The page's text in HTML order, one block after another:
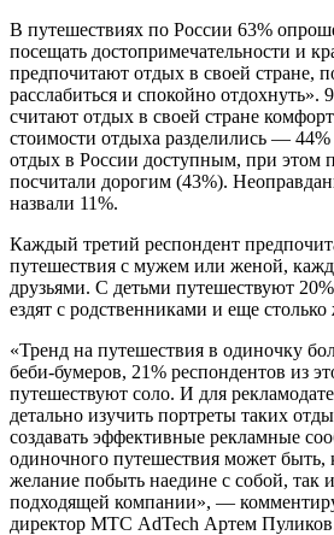
В путешествиях по России 63%
посещать достопримечательности и
предпочитают отдых в своей стране,
расслабиться и спокойно отдохнуть».
считают отдых в своей стране
стоимости отдыха разделились —
отдых в России доступным, при этом
посчитали дорогим (43%).
назвали 11%.
Каждый третий респондент
путешествия с мужем или женой,
друзьями. С детьми путешествуют
ездят с родственниками и еще
«Тренд на путешествия в одиночку
беби-бумеров, 21% респондентов из
путешествуют соло. И для
детально изучить портреты таких
создавать эффективные рекламные
одиночного путешествия может быть,
желание побыть наедине с собой, так
подходящей компании», —
директор МТС AdTech Артем